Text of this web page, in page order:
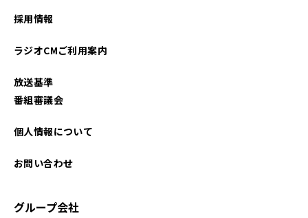
採用情報
ラジオCMご利用案内
放送基準
番組審議会
個人情報について
お問い合わせ
グループ会社